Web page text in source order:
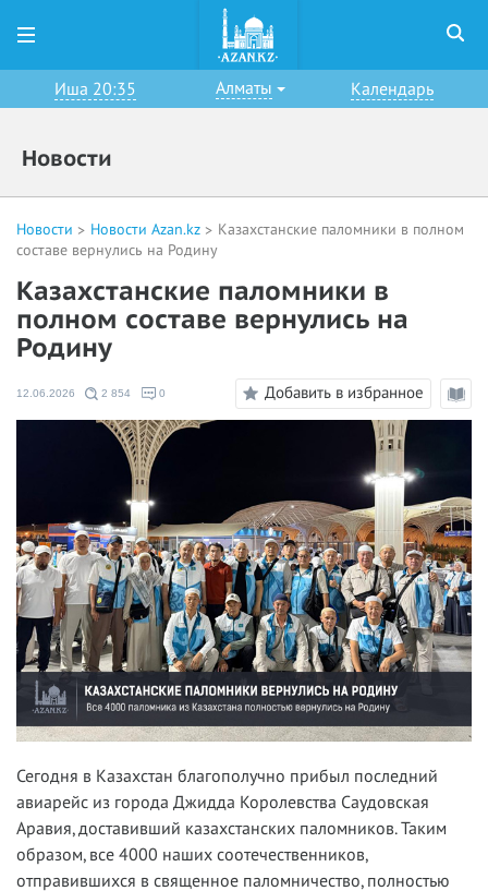
Иша 20:35 Алматы Календарь
Новости
Новости Новости Azan.kz
Казахстанские паломники в полном
составе вернулись на Родину
Казахстанские паломники в
полном составе вернулись на
Родину
12.06.2026 2 854 0
Добавить в избранное
Сегодня в Казахстан благополучно прибыл последний
авиарейс из города Джидда Королевства Саудовская
Аравия, доставивший казахстанских паломников. Таким
образом, все 4000 наших соотечественников,
отправившихся в священное паломничество, полностью